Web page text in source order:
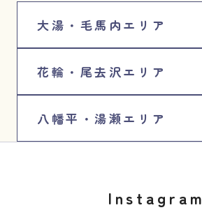
大湯・毛馬内エリア
花輪・尾去沢エリア
八幡平・湯瀬エリア
Instagram